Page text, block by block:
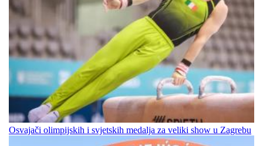
Osvajači olimpijskih i svjetskih medalja za veliki show u Zagrebu